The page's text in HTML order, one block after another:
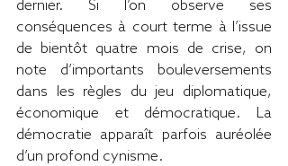
dernier. Si l’on observe ses
conséquences à court terme à l’issue
de bientôt quatre mois de crise, on
note d’importants bouleversements
dans les règles du jeu diplomatique,
économique et démocratique. La
démocratie apparaît parfois auréolée
d’un profond cynisme.